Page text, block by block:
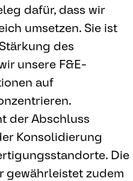
dafür, dass wir
umsetzen. Sie ist
des
unsere F&E-
auf
der Abschluss
Konsolidierung
Die
gewährleistet zudem